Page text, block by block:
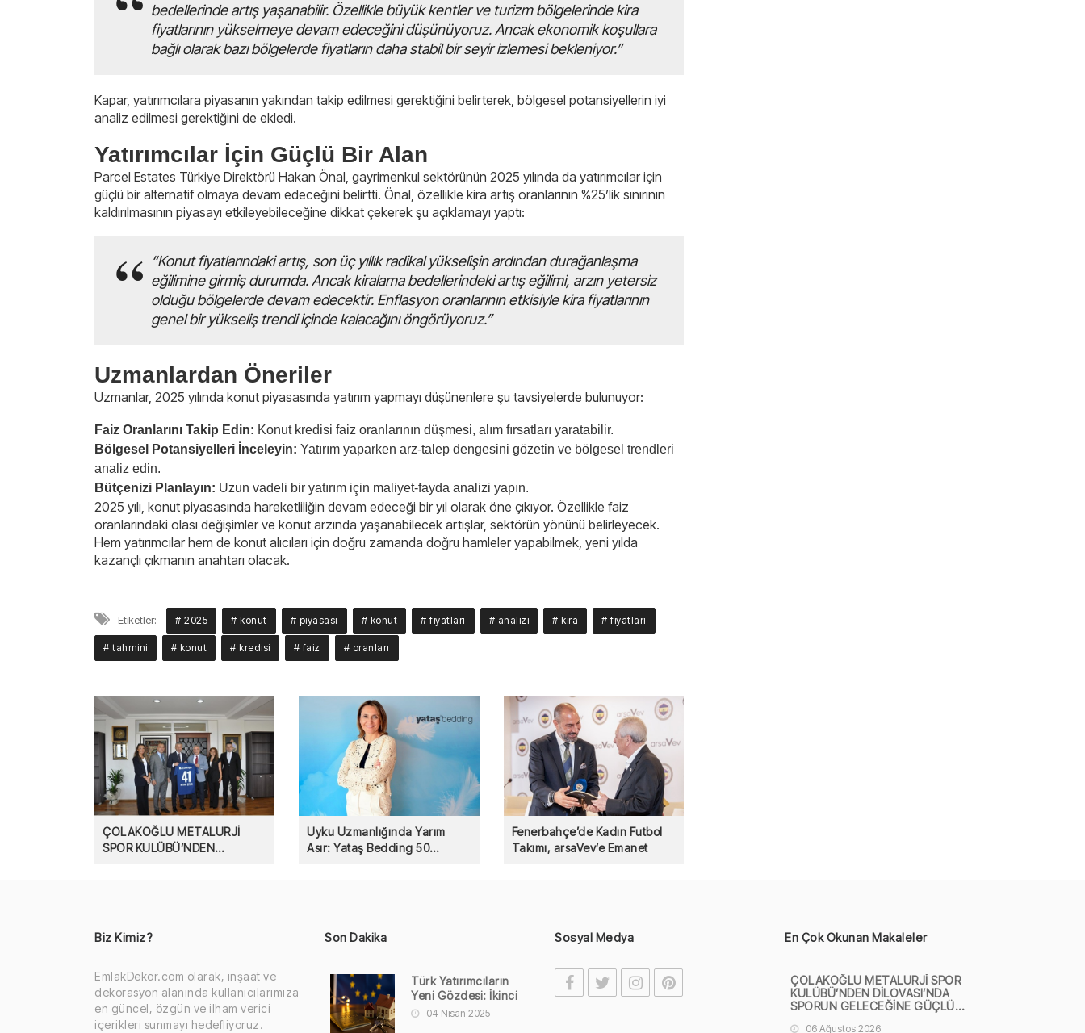
bedellerinde artış yaşanabilir. Özellikle büyük kentler ve turizm bölgelerinde kira
fiyatlarının yükselmeye devam edeceğini düşünüyoruz. Ancak ekonomik koşullara
bağlı olarak bazı bölgelerde fiyatların daha stabil bir seyir izlemesi bekleniyor.”
Kapar, yatırımcılara piyasanın yakından takip edilmesi gerektiğini belirterek, bölgesel potansiyellerin iyi
analiz edilmesi gerektiğini de ekledi.
Yatırımcılar İçin Güçlü Bir Alan
Parcel Estates Türkiye Direktörü Hakan Önal, gayrimenkul sektörünün 2025 yılında da yatırımcılar için
güçlü bir alternatif olmaya devam edeceğini belirtti. Önal, özellikle kira artış oranlarının %25’lik sınırının
kaldırılmasının piyasayı etkileyebileceğine dikkat çekerek şu açıklamayı yaptı:
“Konut fiyatlarındaki artış, son üç yıllık radikal yükselişin ardından durağanlaşma
eğilimine girmiş durumda. Ancak kiralama bedellerindeki artış eğilimi, arzın yetersiz
olduğu bölgelerde devam edecektir. Enflasyon oranlarının etkisiyle kira fiyatlarının
genel bir yükseliş trendi içinde kalacağını öngörüyoruz.”
Uzmanlardan Öneriler
Uzmanlar, 2025 yılında konut piyasasında yatırım yapmayı düşünenlere şu tavsiyelerde bulunuyor:
Faiz Oranlarını Takip Edin: Konut kredisi faiz oranlarının düşmesi, alım fırsatları yaratabilir.
Bölgesel Potansiyelleri İnceleyin: Yatırım yaparken arz-talep dengesini gözetin ve bölgesel trendleri
analiz edin.
Bütçenizi Planlayın: Uzun vadeli bir yatırım için maliyet-fayda analizi yapın.
2025 yılı, konut piyasasında hareketliliğin devam edeceği bir yıl olarak öne çıkıyor. Özellikle faiz
oranlarındaki olası değişimler ve konut arzında yaşanabilecek artışlar, sektörün yönünü belirleyecek.
Hem yatırımcılar hem de konut alıcıları için doğru zamanda doğru hamleler yapabilmek, yeni yılda
kazançlı çıkmanın anahtarı olacak.
Etiketler: # 2025 # konut # piyasası # konut # fiyatları # analizi # kira # fiyatları
# tahmini # konut # kredisi # faiz # oranları
ÇOLAKOĞLU METALURJİ
SPOR KULÜBÜ’NDEN
Uyku Uzmanlığında Yarım
Asır: Yataş Bedding 50
Fenerbahçe’de Kadın Futbol
Takımı, arsaVev’e Emanet
Biz Kimiz?
EmlakDekor.com olarak, inşaat ve
dekorasyon alanında kullanıcılarımıza
en güncel, özgün ve ilham verici
içerikleri sunmayı hedefliyoruz.
Son Dakika
Türk Yatırımcıların
Yeni Gözdesi: İkinci
Evler Yurtdışından
04 Nisan 2025
Sosyal Medya En Çok Okunan Makaleler
ÇOLAKOĞLU METALURJİ SPOR
KULÜBÜ’NDEN DİLOVASI’NDA
SPORUN GELECEĞİNE GÜÇLÜ
06 Ağustos 2026